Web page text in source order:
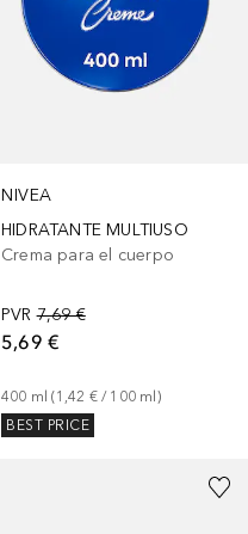
NIVEA
HIDRATANTE MULTIUSO
Crema para el cuerpo
PVR 7,69 €
5,69 €
400 ml (1,42 € / 100 ml )
BEST PRICE